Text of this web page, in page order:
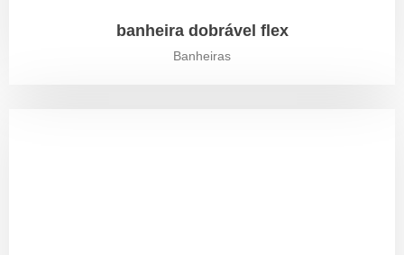
banheira dobrável flex
Banheiras